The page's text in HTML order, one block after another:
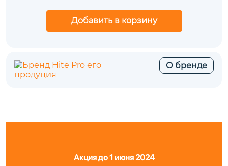
Добавить в корзину
О бренде
Акция до 1 июня 2024